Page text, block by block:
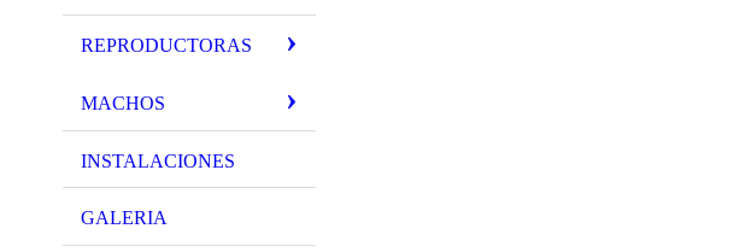
REPRODUCTORAS
MACHOS
INSTALACIONES
GALERIA